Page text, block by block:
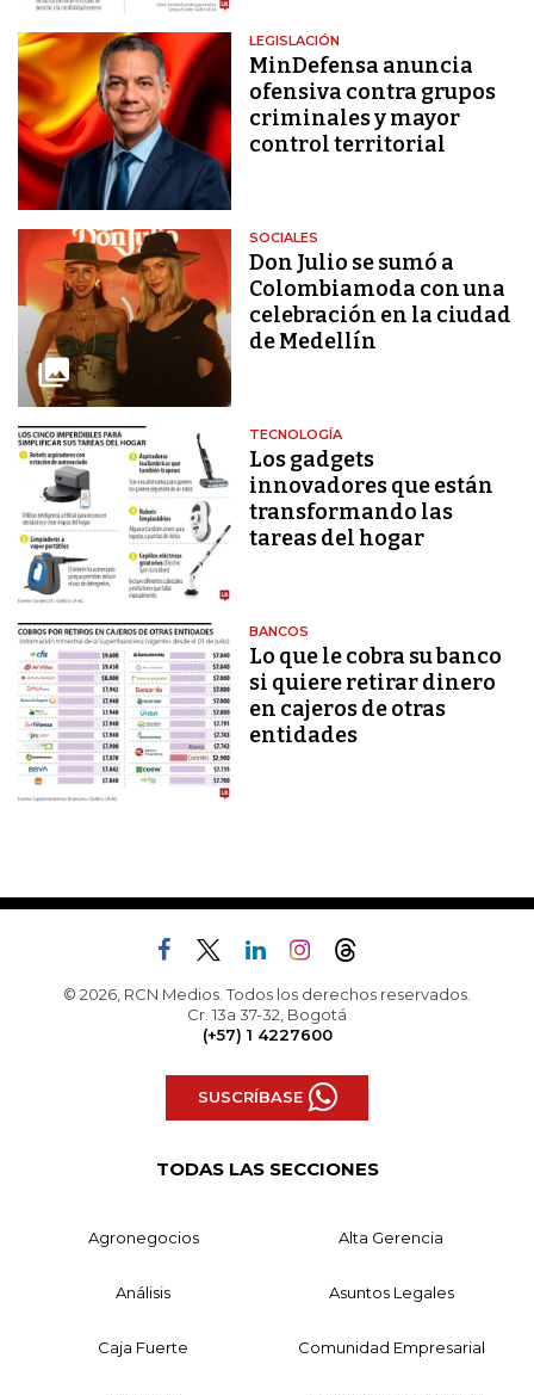
LEGISLACIÓN
MinDefensa anuncia
ofensiva contra grupos
criminales y mayor
control territorial
SOCIALES
Don Julio se sumó a
Colombiamoda con una
celebración en la ciudad
de Medellín
TECNOLOGÍA
Los gadgets
innovadores que están
transformando las
tareas del hogar
BANCOS
Lo que le cobra su banco
si quiere retirar dinero
en cajeros de otras
entidades
© 2026, RCN Medios. Todos los derechos reservados.
Cr. 13a 37-32, Bogotá
(+57) 1 4227600
SUSCRÍBASE
TODAS LAS SECCIONES
Agronegocios Alta Gerencia
Análisis Asuntos Legales
Caja Fuerte Comunidad Empresarial